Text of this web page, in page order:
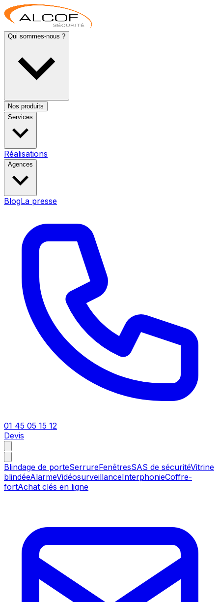
Qui sommes-nous ?
Nos produits
Services
Réalisations
Agences
BlogLa presse
01 45 05 15 12
Devis
Blindage de porteSerrureFenêtresSAS de sécuritéVitrine
blindéeAlarmeVidéosurveillanceInterphonieCoffre-
fortAchat clés en ligne